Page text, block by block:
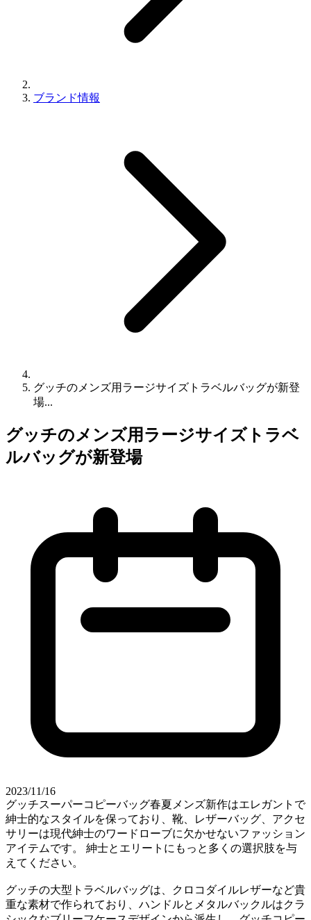
ブランド情報
グッチのメンズ用ラージサイズトラベルバッグが新登
場...
グッチのメンズ用ラージサイズトラベ
ルバッグが新登場
2023/11/16
グッチスーパーコピーバッグ春夏メンズ新作はエレガントで
紳士的なスタイルを保っており、靴、レザーバッグ、アクセ
サリーは現代紳士のワードローブに欠かせないファッション
アイテムです。 紳士とエリートにもっと多くの選択肢を与
えてください。
グッチの大型トラベルバッグは、クロコダイルレザーなど貴
重な素材で作られており、ハンドルとメタルバックルはクラ